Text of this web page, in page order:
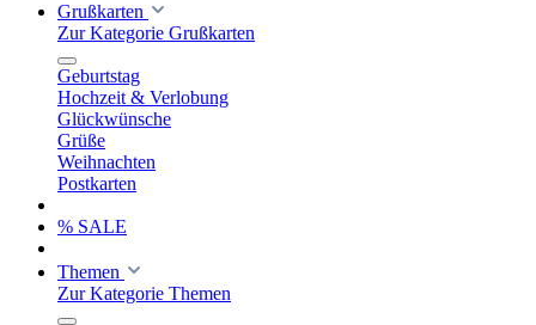
Grußkarten
Zur Kategorie Grußkarten
Geburtstag
Hochzeit & Verlobung
Glückwünsche
Grüße
Weihnachten
Postkarten
% SALE
Themen
Zur Kategorie Themen